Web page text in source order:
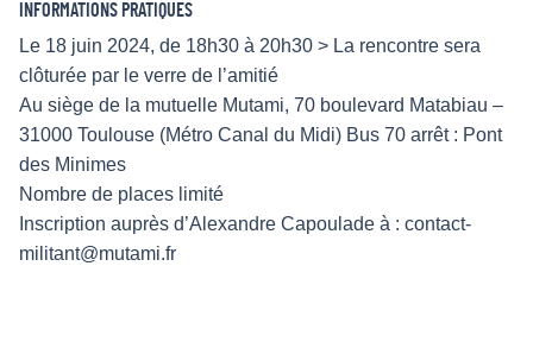
INFORMATIONS PRATIQUES
Le 18 juin 2024, de 18h30 à 20h30 > La rencontre sera
clôturée par le verre de l’amitié
Au siège de la mutuelle Mutami, 70 boulevard Matabiau –
31000 Toulouse (Métro Canal du Midi) Bus 70 arrêt : Pont
des Minimes
Nombre de places limité
Inscription auprès d’Alexandre Capoulade à : contact-
militant@mutami.fr